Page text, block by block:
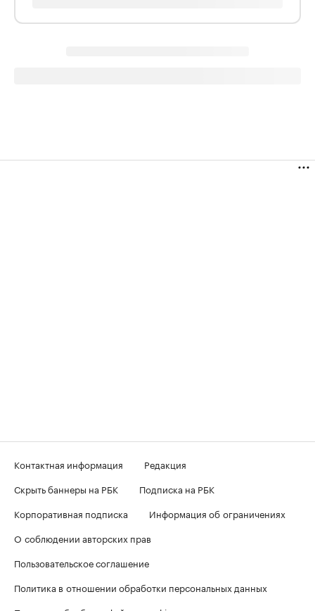
Контактная информация
Редакция
Скрыть баннеры на РБК
Подписка на РБК
Корпоративная подписка
Информация об ограничениях
О соблюдении авторских прав
Пользовательское соглашение
Политика в отношении обработки персональных данных